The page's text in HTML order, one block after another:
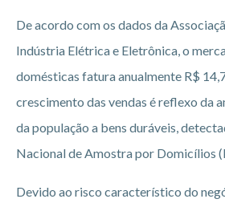
De acordo com os dados da
Indústria Elétrica e Eletrônica, o
domésticas fatura anualmente R$
crescimento das vendas é reflexo da
da população a bens duráveis,
Nacional de Amostra por Domicílios
Devido ao risco característico do